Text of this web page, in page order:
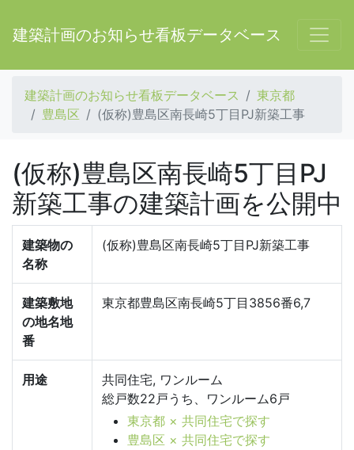
建築計画のお知らせ看板データベース
建築計画のお知らせ看板データベース
東京都
豊島区
(仮称)豊島区南長崎5丁目PJ新築工事
(仮称)豊島区南長崎5丁目PJ
新築工事の建築計画を公開中
建築物の
名称
(仮称)豊島区南長崎5丁目PJ新築工事
建築敷地
の地名地
番
東京都豊島区南長崎5丁目3856番6,7
用途
共同住宅, ワンルーム
総戸数22戸うち、ワンルーム6戸
東京都 × 共同住宅で探す
豊島区 × 共同住宅で探す